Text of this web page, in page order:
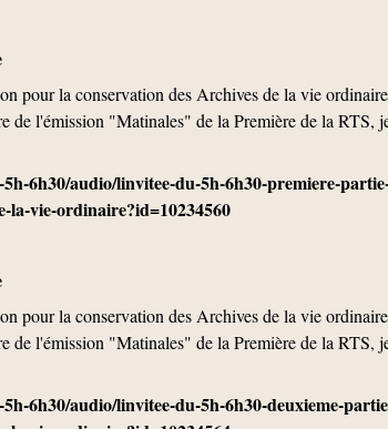
pour la conservation des Archives de la vie
de l'émission "Matinales" de la Première de la RTS,
6h30/audio/linvitee-du-5h-6h30-premiere-
la-vie-ordinaire?id=10234560
pour la conservation des Archives de la vie
de l'émission "Matinales" de la Première de la RTS,
6h30/audio/linvitee-du-5h-6h30-deuxieme-